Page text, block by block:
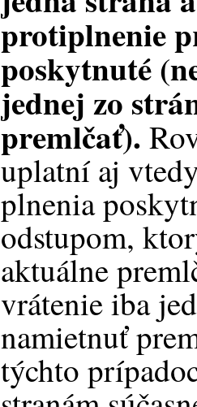
protiplnenie
poskytnuté
jednej zo
premlčať).
uplatní aj
plnenia
odstupom,
aktuálne
vrátenie iba
namietnuť
týchto